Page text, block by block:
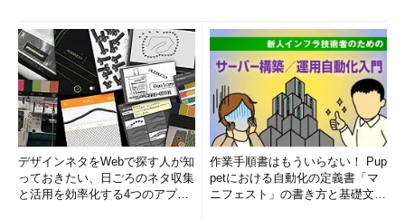
デザインネタをWebで探す人が知
っておきたい、日ごろのネタ収集
と活用を効率化する4つのアプリ
作業手順書はもういらない！ Pup
petにおける自動化の定義書「マ
ニフェスト」の書き方と基礎文法